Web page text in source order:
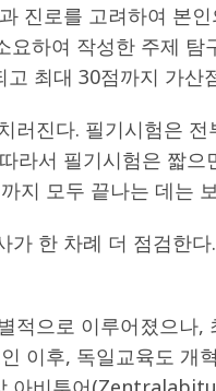
진로를 고려하여 본
요하여 작성한 주제
최대 30점까지 가산
러진다. 필기시험은
라서 필기시험은 짧으
지 모두 끝나는 데는
한 차례 더 점검한
적으로 이루어졌으나,
이후, 독일교육도 개